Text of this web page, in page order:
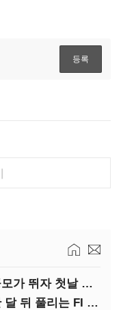
[IB토마토](락업의 두얼굴)②공모가 뛰자 첫날 매도…FI 엑시트 전략 갈렸다
[IB토마토](락업의 두얼굴)①한 달 뒤 풀리는 FI 물량…새내기주 오버행 경계